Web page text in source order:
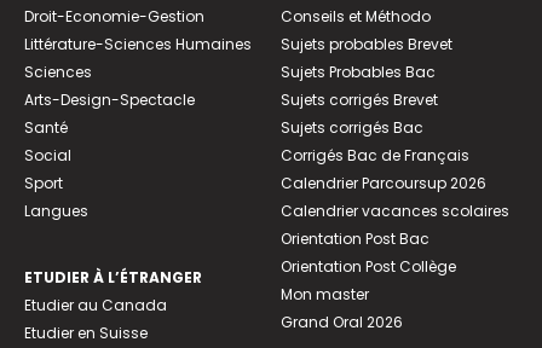
Droit-Economie-Gestion
Littérature-Sciences Humaines
Sciences
Arts-Design-Spectacle
Santé
Social
Sport
Langues
ETUDIER À L’ÉTRANGER
Etudier au Canada
Etudier en Suisse
Conseils et Méthodo
Sujets probables Brevet
Sujets Probables Bac
Sujets corrigés Brevet
Sujets corrigés Bac
Corrigés Bac de Français
Calendrier Parcoursup 2026
Calendrier vacances scolaires
Orientation Post Bac
Orientation Post Collège
Mon master
Grand Oral 2026